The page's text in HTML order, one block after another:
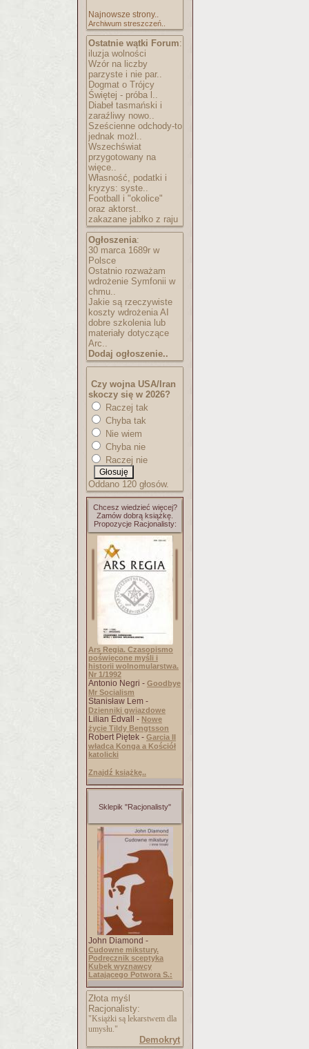
Najnowsze strony..
Archiwum streszczeń..
Ostatnie wątki Forum:
iluzja wolności
Wzór na liczby
parzyste i nie par..
Dogmat o Trójcy
Świętej - próba l..
Diabeł tasmański i
zaraźliwy nowo..
Sześcienne odchody-to
jednak możl..
Wszechświat
przygotowany na
więce..
Własność, podatki i
kryzys: syste..
Football i "okolice"
oraz aktorst..
zakazane jabłko z raju
Ogłoszenia:
30 marca 1689r w
Polsce
Ostatnio rozważam
wdrożenie Symfonii w
chmu..
Jakie są rzeczywiste
koszty wdrożenia AI
dobre szkolenia lub
materiały dotyczące
Arc..
Dodaj ogłoszenie..
Czy wojna USA/Iran
skoczy się w 2026?
Raczej tak
Chyba tak
Nie wiem
Chyba nie
Raczej nie
Oddano 120 głosów.
Chcesz wiedzieć więcej?
Zamów dobrą książkę.
Propozycje Racjonalisty:
Ars Regia. Czasopismo
poświęcone myśli i
historii wolnomularstwa.
Nr 1/1992
Antonio Negri - Goodbye
Mr Socialism
Stanisław Lem -
Dzienniki gwiazdowe
Lilian Edvall - Nowe
życie Tildy Bengtsson
Robert Piętek - Garcia II
władca Konga a Kościół
katolicki
Znajdź książkę..
Sklepik "Racjonalisty"
John Diamond -
Cudowne mikstury.
Podręcznik sceptyka
Kubek wyznawcy
Latającego Potwora S.:
Złota myśl
Racjonalisty:
"Książki są lekarstwem dla
umysłu."
Demokryt